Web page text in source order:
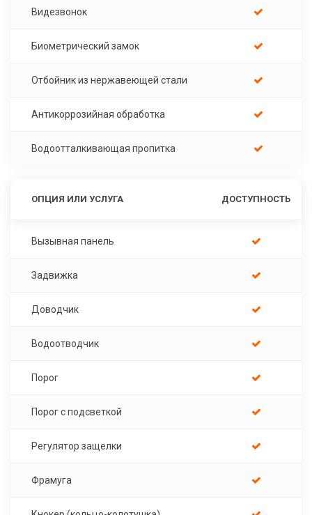
Видезвонок
Биометрический замок
Отбойник из нержавеющей стали
Антикоррозийная обработка
Водоотталкивающая пропитка
ОПЦИЯ ИЛИ УСЛУГА ДОСТУПНОСТЬ
Вызывная панель
Задвижка
Доводчик
Водоотводчик
Порог
Порог с подсветкой
Регулятор защелки
Фрамуга